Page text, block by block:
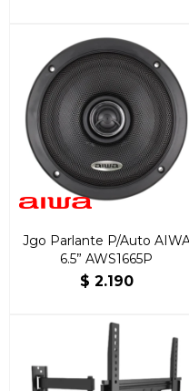
Jgo Parlante P/Auto
6.5” AWS1665P
$ 2.190